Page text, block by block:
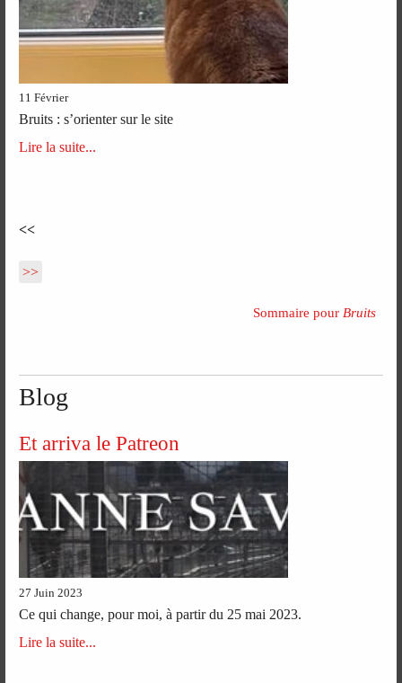
11 Février
Bruits : s’orienter sur le site
Lire la suite...
<<
>>
Sommaire pour Bruits
Blog
Et arriva le Patreon
27 Juin 2023
Ce qui change, pour moi, à partir du 25 mai 2023.
Lire la suite...